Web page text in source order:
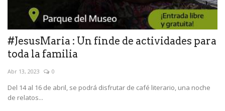
#JesusMaria : Un finde de actividades para
toda la familia
Abr 13, 2023 0
Del 14 al 16 de abril, se podrá disfrutar de café literario, una noche
de relatos...